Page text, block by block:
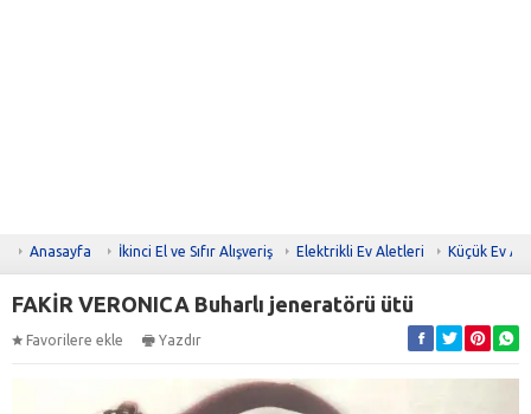
Anasayfa İkinci El ve Sıfır Alışveriş Elektrikli Ev Aletleri Küçük Ev
FAKİR VERONICA Buharlı jeneratörü ütü
Favorilere ekle Yazdır